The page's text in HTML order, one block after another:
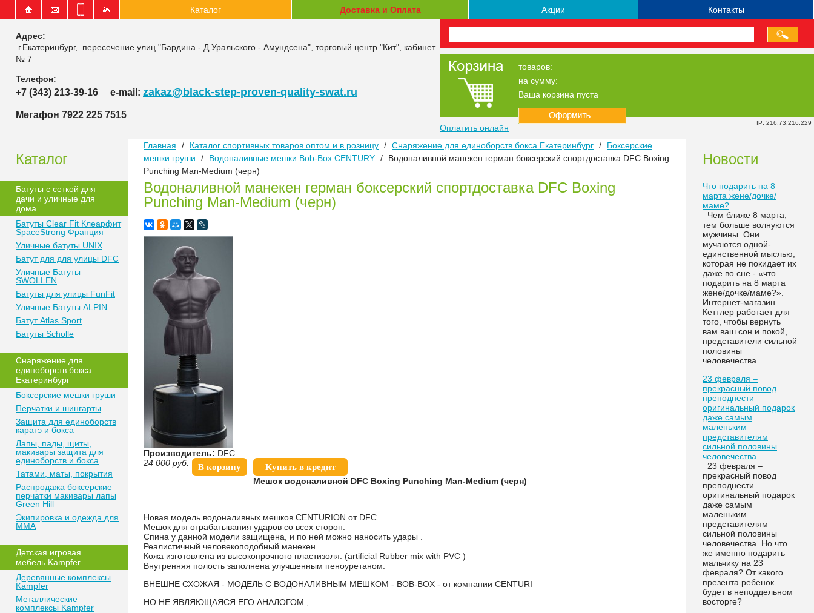
IP: 216.73.216.229
Каталог Доставка и Оплата Акции Контакты
Адрес:
г.Екатеринбург, пересечение улиц "Бардина - Д.Уральского - Амундсена", торговый центр "Кит", кабинет
№ 7
Телефон:
+7 (343) 213-39-16 e-mail: zakaz@black-step-proven-quality-swat.ru
Мегафон 7922 225 7515
товаров:
на сумму:
Ваша корзина пуста
Оплатить онлайн
Каталог
Батуты с сеткой для
дачи и уличные для
дома
Батуты Clear Fit Клеарфит
SpaceStrong Франция
Уличные батуты UNIX
Батут для для улицы DFC
Уличные Батуты
SWOLLEN
Батуты для улицы FunFit
Уличные Батуты ALPIN
Батут Atlas Sport
Батуты Scholle
Снаряжение для
единоборств бокса
Екатеринбург
Боксерские мешки груши
Перчатки и шингарты
Защита для единоборств
каратэ и бокса
Лапы, пады, щиты,
макивары защита для
единоборств и бокса
Татами, маты, покрытия
Распродажа боксерские
перчатки макивары лапы
Green Hill
Экипировка и одежда для
MMA
Детская игровая
мебель Kampfer
Деревянные комплексы
Kampfer
Металлические
комплексы Kampfer
Главная / Каталог спортивных товаров оптом и в розницу / Снаряжение для единоборств бокса Екатеринбург /
Боксерские
мешки груши
/ Водоналивные мешки Bob-Box CENTURY /
Водоналивной манекен герман боксерский спортдоставка DFC Boxing
Punching Man-Medium (черн)
Водоналивной манекен герман боксерский спортдоставка DFC Boxing
Punching Man-Medium (черн)
Производитель: DFC
24 000 руб. В корзину
Купить в кредит
Мешок водоналивной DFC Boxing Punching Man-Medium (черн)
Новая модель водоналивных мешков CENTURION от DFC
Мешок для отрабатывания ударов со всех сторон.
Спина у данной модели защищена, и по ней можно наносить удары .
Реалистичный человекоподобный манекен.
Кожа изготовлена из высокопрочного пластизоля. (artificial Rubber mix with PVC )
Внутренняя полость заполнена улучшенным пеноуретаном.
ВНЕШНЕ СХОЖАЯ - МОДЕЛЬ С ВОДОНАЛИВНЫМ МЕШКОМ - BOB-BOX - от компании CENTURI
НО НЕ ЯВЛЯЮЩАЯСЯ ЕГО АНАЛОГОМ ,
Новости
Что подарить на 8
марта жене/дочке/
маме?
Чем ближе 8 марта,
тем больше волнуются
мужчины. Они
мучаются одной-
единственной мыслью,
которая не покидает их
даже во сне - «что
подарить на 8 марта
жене/дочке/маме?».
Интернет-магазин
Кеттлер работает для
того, чтобы вернуть
вам ваш сон и покой,
представители сильной
половины
человечества.
23 февраля –
прекрасный повод
преподнести
оригинальный подарок
даже самым
маленьким
представителям
сильной половины
человечества.
23 февраля –
прекрасный повод
преподнести
оригинальный подарок
даже самым
маленьким
представителям
сильной половины
человечества. Но что
же именно подарить
мальчику на 23
февраля? От какого
презента ребенок
будет в неподдельном
восторге?